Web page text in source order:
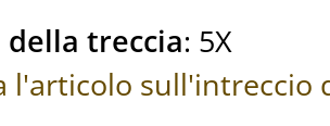
treccia: 5X
l'articolo sull'intreccio